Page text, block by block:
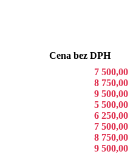
Cena bez DPH
7
8
9
5
6
7
8
9